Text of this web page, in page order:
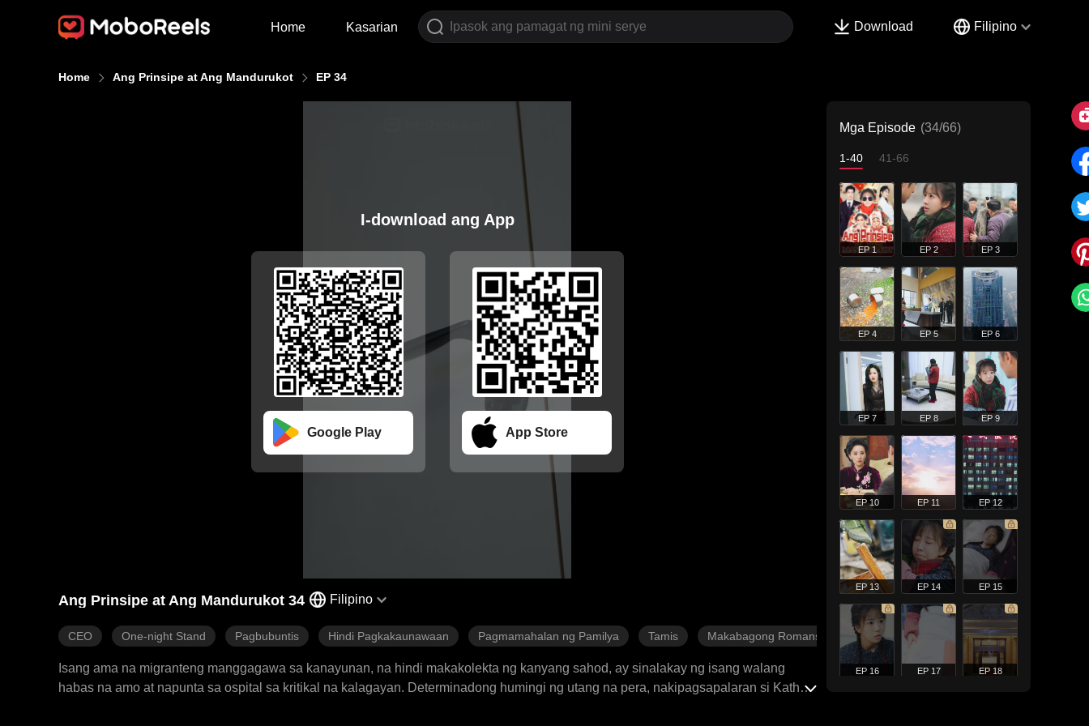
Home Kasarian Download Filipino
Home Ang Prinsipe at Ang Mandurukot EP 34
I-download ang App
Google Play App Store
Ang Prinsipe at Ang Mandurukot 34 Filipino
CEO One-night Stand Pagbubuntis Hindi Pagkakaunawaan Pagmamahalan ng Pamilya Tamis Makabagong Romansa
Isang ama na migranteng manggagawa sa kanayunan, na hindi makakolekta ng kanyang sahod, ay sinalakay ng isang walang
habas na amo at napunta sa ospital sa kritikal na kalagayan. Determinadong humingi ng utang na pera, nakipagsapalaran si Kathy
Mga Episode (34/66)
1-40 41-66
EP 1 EP 2 EP 3
EP 4 EP 5 EP 6
EP 7 EP 8 EP 9
EP 10 EP 11 EP 12
EP 13 EP 14 EP 15
EP 16 EP 17 EP 18